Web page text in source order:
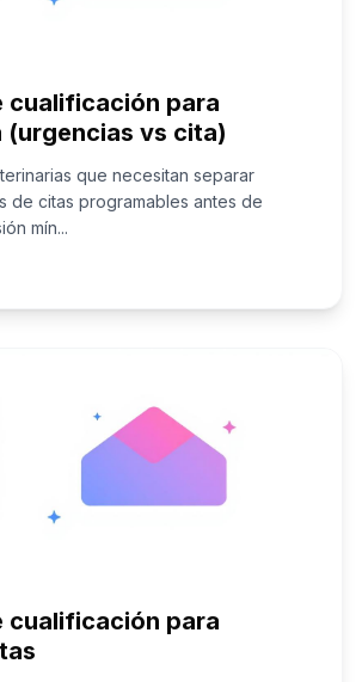
cualificación para
(urgencias vs cita)
que necesitan separar
de citas programables antes de
mín...
cualificación para